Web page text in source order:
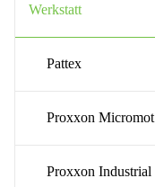
Werkstatt
Pattex
Proxxon Micromot
Proxxon Industrial